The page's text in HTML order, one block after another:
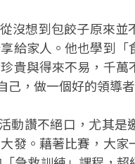
沒想到包餃子原來並
給家人。他也學到「
貴與得來不易，千萬
，做一個好的領導者
動讚不絕口，尤其是
發。藉著比賽，大家